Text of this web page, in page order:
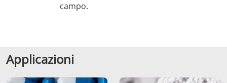
campo.
Applicazioni